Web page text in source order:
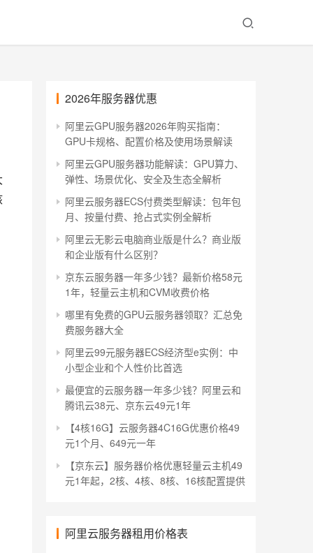
2026年服务器优惠
阿里云GPU服务器2026年购买指南：
GPU卡规格、配置价格及使用场景解读
阿里云GPU服务器功能解读：GPU算力、
弹性、场景优化、安全及生态全解析
阿里云服务器ECS付费类型解读：包年包
月、按量付费、抢占式实例全解析
阿里云无影云电脑商业版是什么？商业版
和企业版有什么区别？
京东云服务器一年多少钱？最新价格58元
1年，轻量云主机和CVM收费价格
哪里有免费的GPU云服务器领取？汇总免
费服务器大全
阿里云99元服务器ECS经济型e实例：中
小型企业和个人性价比首选
最便宜的云服务器一年多少钱？阿里云和
腾讯云38元、京东云49元1年
【4核16G】云服务器4C16G优惠价格49
元1个月、649元一年
【京东云】服务器价格优惠轻量云主机49
元1年起，2核、4核、8核、16核配置提供
阿里云服务器租用价格表